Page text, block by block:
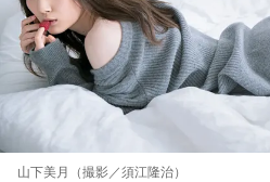
山下美月（撮影／須江隆治）